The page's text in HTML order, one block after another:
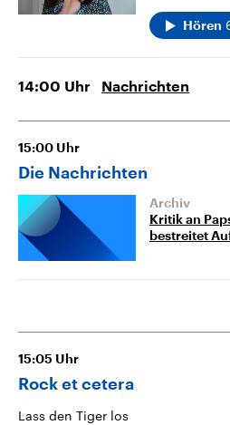
Hören
14:00 Uhr Nachrichten
15:00 Uhr
Die Nachrichten
Archiv
Kritik an
bestreitet
15:05 Uhr
Rock et cetera
Lass den Tiger los